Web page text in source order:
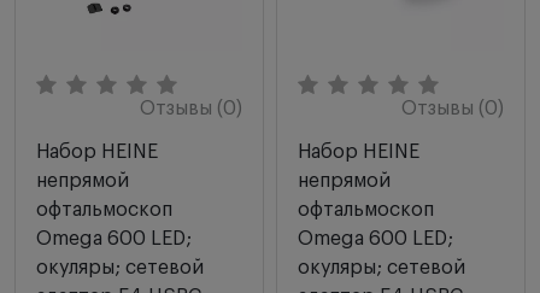
Отзывы (0)
Набор HEINE
непрямой
офтальмоскоп
Omega 600 LED;
окуляры; сетевой
Отзывы (0)
Набор HEINE
непрямой
офтальмоскоп
Omega 600 LED;
окуляры; сетевой